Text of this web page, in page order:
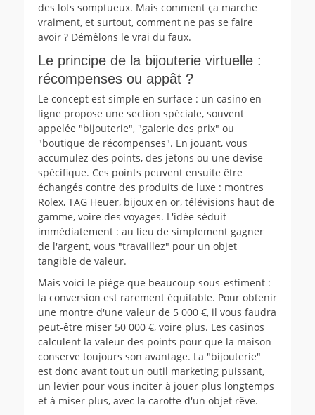
des lots somptueux. Mais comment ça marche
vraiment, et surtout, comment ne pas se faire
avoir ? Démêlons le vrai du faux.
Le principe de la bijouterie virtuelle :
récompenses ou appât ?
Le concept est simple en surface : un casino en
ligne propose une section spéciale, souvent
appelée "bijouterie", "galerie des prix" ou
"boutique de récompenses". En jouant, vous
accumulez des points, des jetons ou une devise
spécifique. Ces points peuvent ensuite être
échangés contre des produits de luxe : montres
Rolex, TAG Heuer, bijoux en or, télévisions haut de
gamme, voire des voyages. L'idée séduit
immédiatement : au lieu de simplement gagner
de l'argent, vous "travaillez" pour un objet
tangible de valeur.
Mais voici le piège que beaucoup sous-estiment :
la conversion est rarement équitable. Pour obtenir
une montre d'une valeur de 5 000 €, il vous faudra
peut-être miser 50 000 €, voire plus. Les casinos
calculent la valeur des points pour que la maison
conserve toujours son avantage. La "bijouterie"
est donc avant tout un outil marketing puissant,
un levier pour vous inciter à jouer plus longtemps
et à miser plus, avec la carotte d'un objet rêve.